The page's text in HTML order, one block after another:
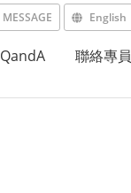
MESSAGE English
QandA 聯絡專員